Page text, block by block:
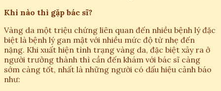
Khi nào thì gặp bác sĩ?
Vàng da một triệu chứng liên quan đến nhiều bệnh lý đặc
biệt là bệnh lý gan mật với nhiều mức độ từ nhẹ đến
nặng. Khi xuất hiện tình trạng vàng da, đặc biệt xảy ra ở
người trưởng thành thì cần đến khám với bác sĩ càng
sớm càng tốt, nhất là những người có dấu hiệu cảnh báo
như: